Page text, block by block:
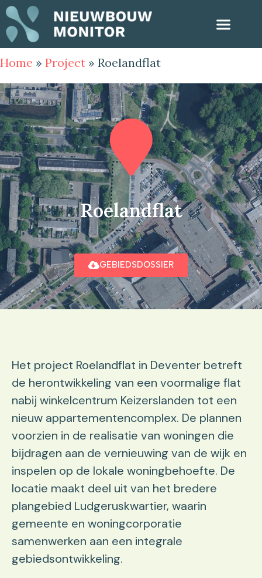
Home » Project » Roelandflat
Roelandflat
GEBIEDSDOSSIER
Het project Roelandflat in Deventer betreft
de herontwikkeling van een voormalige flat
nabij winkelcentrum Keizerslanden tot een
nieuw appartementencomplex. De plannen
voorzien in de realisatie van woningen die
bijdragen aan de vernieuwing van de wijk en
inspelen op de lokale woningbehoefte. De
locatie maakt deel uit van het bredere
plangebied Ludgeruskwartier, waarin
gemeente en woningcorporatie
samenwerken aan een integrale
gebiedsontwikkeling.